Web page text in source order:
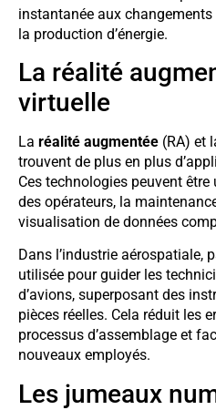
instantanée aux
la production d’énergie.
La réalité
virtuelle
La réalité augmentée (RA) et
trouvent de plus en plus
Ces technologies peuvent
des opérateurs, la
visualisation de données
Dans l’industrie aérospatiale,
utilisée pour guider les
d’avions, superposant des
pièces réelles. Cela réduit les
processus d’assemblage et
nouveaux employés.
Les jumeaux